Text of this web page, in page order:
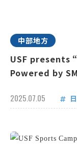
中部地方
USF presents “
Powered by
2025.07.05